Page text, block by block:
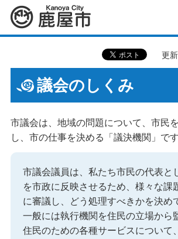
鹿屋市
更
議会のしくみ
市議会は、地域の問題について、市民
し、市の仕事を決める「議決機関」です
市議会議員は、私たち市民の代表と
を市政に反映させるため、様々な課
に審議し、どう処理すべきかを決め
一般には執行機関を住民の立場から
住民のための各種サービスについて